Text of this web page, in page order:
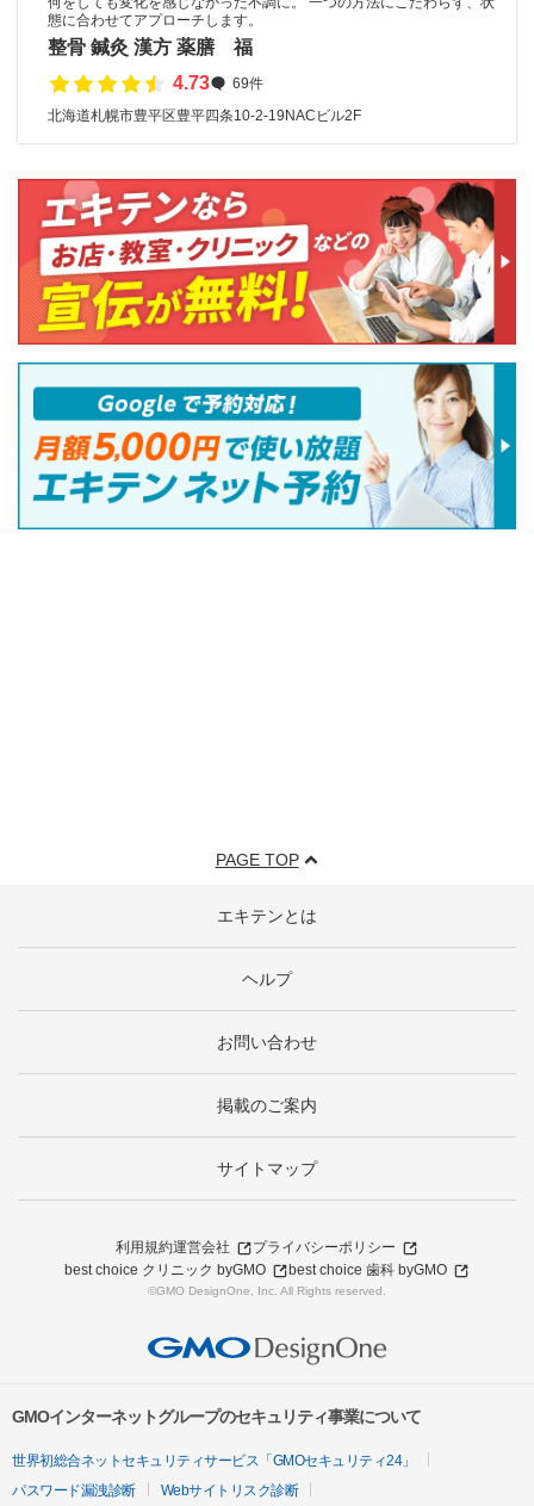
態に合わせてアプローチします。
整骨 鍼灸 漢方 薬膳 福
4.73
69件
北海道札幌市豊平区豊平四条10-2-19NACビル2F
PAGE TOP
エキテンとは
ヘルプ
お問い合わせ
掲載のご案内
サイトマップ
利用規約運営会社
プライバシーポリシー
best choice クリニック byGMO
best choice 歯科 byGMO
©GMO DesignOne, Inc. All Rights reserved.
GMOインターネットグループのセキュリティ事業について
世界初総合ネットセキュリティサービス「GMOセキュリティ24」
パスワード漏洩診断
Webサイトリスク診断